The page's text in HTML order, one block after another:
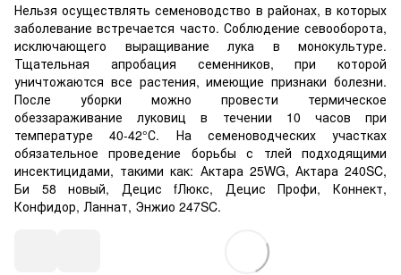
Нельзя осуществлять семеноводство в районах, в которых
заболевание встречается часто. Соблюдение севооборота,
исключающего выращивание лука в монокультуре.
Тщательная апробация семенников, при которой
уничтожаются все растения, имеющие признаки болезни.
После уборки можно провести термическое
обеззараживание луковиц в течении 10 часов при
температуре 40-42°С. На семеноводческих участках
обязательное проведение борьбы с тлей подходящими
инсектицидами, такими как: Актара 25WG, Актара 240SC,
Би 58 новый, Децис fЛюкс, Децис Профи, Коннект,
Конфидор, Ланнат, Энжио 247SC.